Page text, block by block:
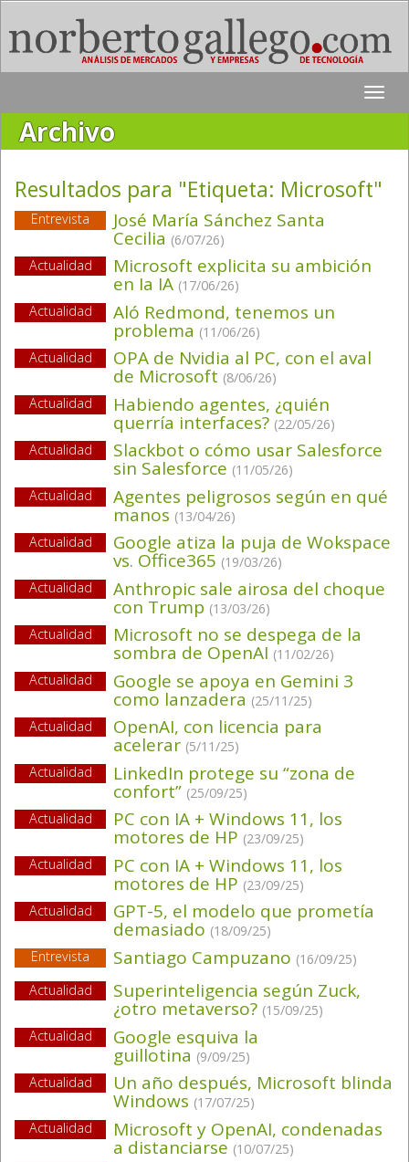
Toggle
Archivo
Resultados para "Etiqueta: Microsoft"
Entrevista José María Sánchez Santa
Cecilia (6/07/26)
Actualidad
Microsoft explicita su ambición
en Ia IA (17/06/26)
Actualidad
Aló Redmond, tenemos un
problema (11/06/26)
Actualidad
OPA de Nvidia al PC, con el aval
de Microsoft (8/06/26)
Actualidad
Habiendo agentes, ¿quién
querría interfaces? (22/05/26)
Actualidad
Slackbot o cómo usar Salesforce
sin Salesforce (11/05/26)
Actualidad
Agentes peligrosos según en qué
manos (13/04/26)
Actualidad
Google atiza la puja de Wokspace
vs. Office365 (19/03/26)
Actualidad
Anthropic sale airosa del choque
con Trump (13/03/26)
Actualidad
Microsoft no se despega de la
sombra de OpenAI (11/02/26)
Actualidad
Google se apoya en Gemini 3
como lanzadera (25/11/25)
Actualidad
OpenAI, con licencia para
acelerar (5/11/25)
Actualidad
LinkedIn protege su “zona de
confort” (25/09/25)
Actualidad
PC con IA + Windows 11, los
motores de HP (23/09/25)
Actualidad
PC con IA + Windows 11, los
motores de HP (23/09/25)
Actualidad
GPT-5, el modelo que prometía
demasiado (18/09/25)
Entrevista
Santiago Campuzano (16/09/25)
Actualidad
Superinteligencia según Zuck,
¿otro metaverso? (15/09/25)
Actualidad
Google esquiva la
guillotina (9/09/25)
Actualidad
Un año después, Microsoft blinda
Windows (17/07/25)
Actualidad
Microsoft y OpenAI, condenadas
a distanciarse (10/07/25)